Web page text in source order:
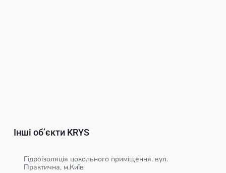
Інші обʼєкти KRYS
Гідроізоляція цокольного приміщення. вул.
Практична, м.Київ